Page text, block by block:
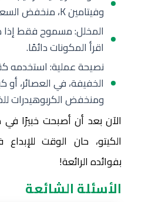
وفيتامين K، منخفض السعرات، وداعم للهضم.
المخلل: مسموح فقط
اقرأ المكونات دائمًا.
نصيحة عملية: استخدمه
الخفيفة، في العصائر،
ومنخفض الكربوهيدرات
الآن بعد أن أصبحت خبيرًا
الكيتو، حان الوقت
بفوائده الرائعة!
الأسئلة الشائعة